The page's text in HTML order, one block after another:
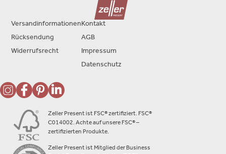
Zeller Present ist FSC® zertifiziert. FSC®
C014002. Achte auf unsere FSC® –
zertifizierten Produkte.
Zeller Present ist Mitglied der Business
Versandinformationen
Rücksendung
Widerrufsrecht
Kontakt
AGB
Impressum
Datenschutz